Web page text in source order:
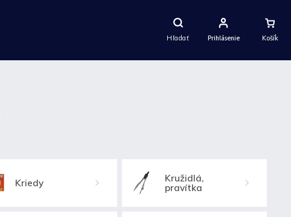
Hľadať
Nákupný
Košík
Prihlásenie
Kriedy
Kružidlá,
pravítka